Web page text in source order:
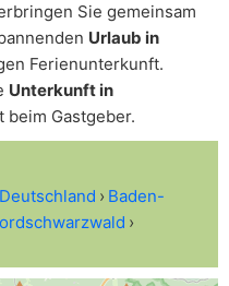
Sie gemeinsam
Urlaub in
Ferienunterkunft.
Unterkunft in
beim Gastgeber.
Deutschland
Baden-